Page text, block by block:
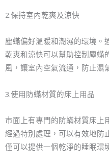
2.保持室內乾爽及涼快
塵蟎偏好溫暖和潮濕的環境。
乾爽和涼快可以幫助控制塵蟎
風，讓室內空氣流通，防止濕
3.使用防蟎材質的床上用品
市面上有專門的防蟎材質床上
經過特別處理，可以有效地防
僅可以提供一個乾淨的睡眠環